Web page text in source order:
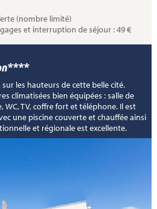
(nombre limité)
et interruption de séjour : 49 €
les hauteurs de cette belle cité.
climatisées bien équipées : salle de
WC, TV, coffre fort et téléphone. Il est
une piscine couverte et chauffée ainsi
et régionale est excellente.